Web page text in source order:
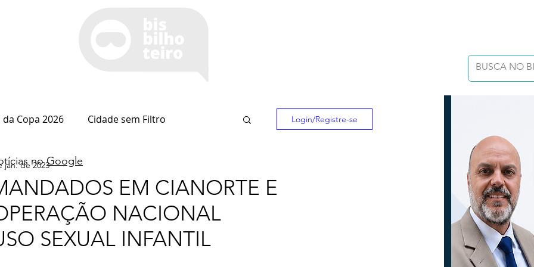
Copa 2026 Cidade sem Filtro
Espaço Itaipu
Esportes Coluna do Nolasco
Login/Registre-se
EM CIANORTE E
NACIONAL
SEXUAL INFANTIL
jan. de 2023
noGoogle